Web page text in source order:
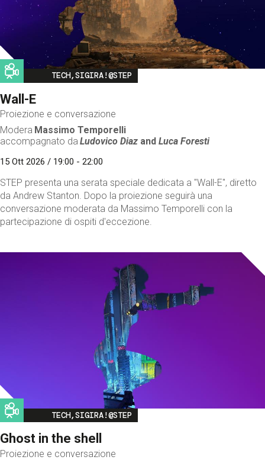
Image
TECH,SIGIRA!@STEP
Wall-E
Proiezione e conversazione
Modera Massimo Temporelli
accompagnato da Ludovico Diaz andLuca Foresti
15 Ott 2026 / 19:00 - 22:00
STEP presenta una serata speciale dedicata a "Wall-E", diretto
da Andrew Stanton. Dopo la proiezione seguirà una
conversazione moderata da Massimo Temporelli con la
partecipazione di ospiti d'eccezione.
Image
TECH,SIGIRA!@STEP
Ghost in the shell
Proiezione e conversazione